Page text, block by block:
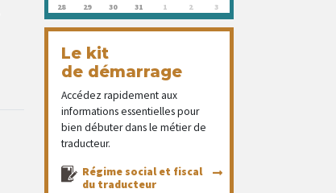
28
29 30 31 1 2 3
Le kit
de démarrage
Accédez rapidement aux
informations essentielles pour
bien débuter dans le métier de
traducteur.
Régime social et fiscal
du traducteur